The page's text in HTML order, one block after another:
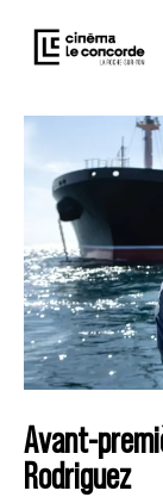
Entrez votre
(film,
Avant-
Rodriguez